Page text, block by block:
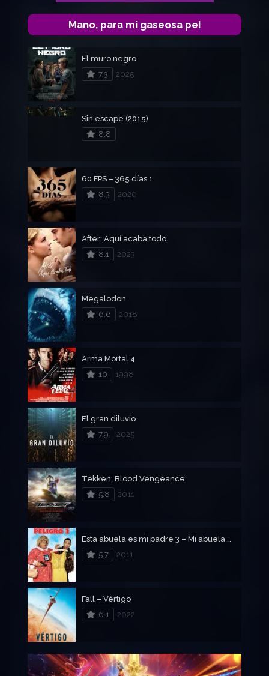
Mano, para mi gaseosa pe!
El muro negro
7.3
2025
Sin escape (2015)
8.8
60 FPS – 365 días 1
8.3
2020
After: Aquí acaba todo
8.1
2023
Megalodon
6.6
2018
Arma Mortal 4
10
1998
El gran diluvio
7.9
2025
Tekken: Blood Vengeance
5.8
2011
Esta abuela es mi padre 3 – Mi abuela es un Peligro 3
5.7
2011
Fall – Vértigo
6.1
2022